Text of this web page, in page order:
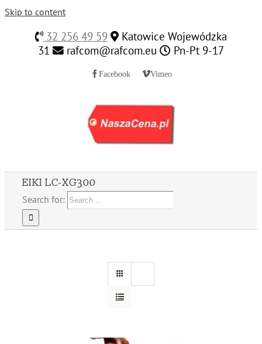
Skip to content
32 256 49 59
Katowice Wojewódzka
31
rafcom@rafcom.eu Pn-Pt 9-17
Facebook Vimeo
EIKI LC-XG300
Search for: